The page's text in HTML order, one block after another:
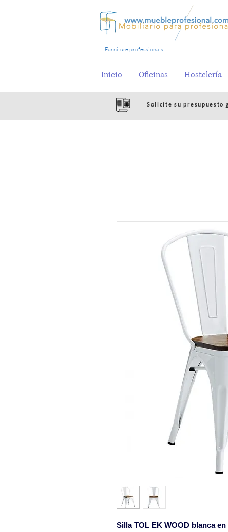
Furniture professionals
Inicio Oficinas Hostelería
Solicite su presupuesto
Silla TOL EK WOOD blanca